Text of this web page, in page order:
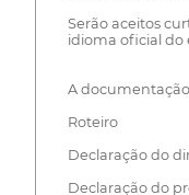
Serão aceitos
idioma oficial do
A
Roteiro
Declaração do
Declaração do